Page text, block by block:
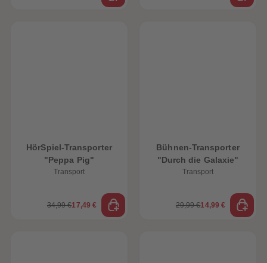
HörSpiel-Transporter
"Peppa Pig"
Transport
34,99 €17,49 €
Bühnen-Transporter
"Durch die Galaxie"
Transport
29,99 €14,99 €